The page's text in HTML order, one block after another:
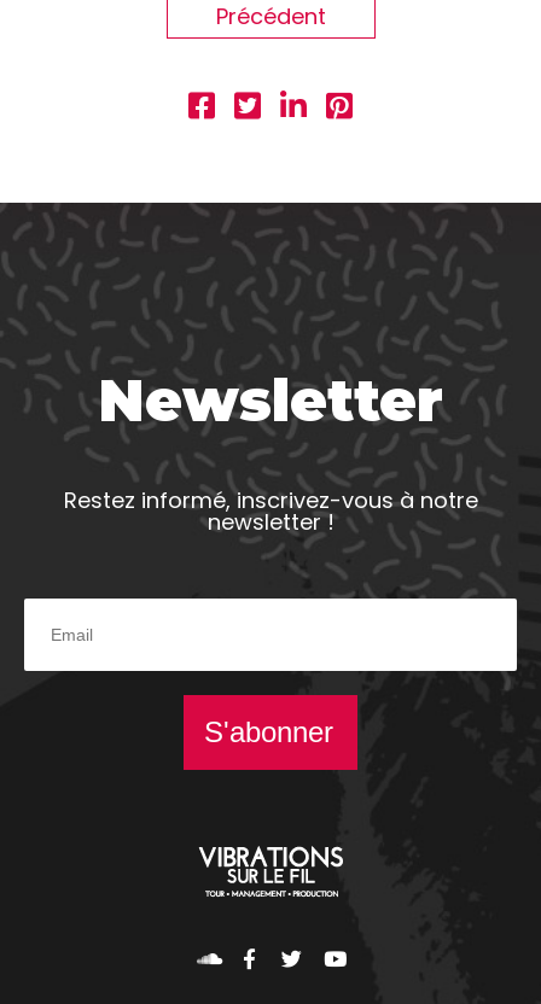
Précédent
Newsletter
Restez informé, inscrivez-vous à notre
newsletter !
S'abonner